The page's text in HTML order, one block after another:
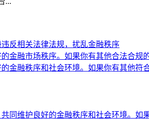
反相关法律法规，扰乱金融秩序
金融市场秩序。如果你有其他合法合规
金融秩序和社会环境。如果你有其他符
同维护良好的金融秩序和社会环境。如